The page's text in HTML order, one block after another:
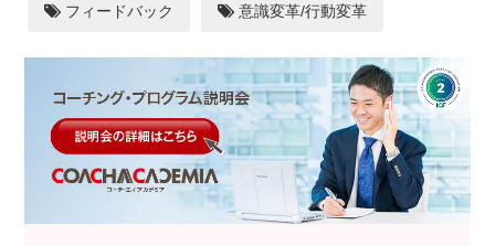
フィードバック 意識変革/行動変革